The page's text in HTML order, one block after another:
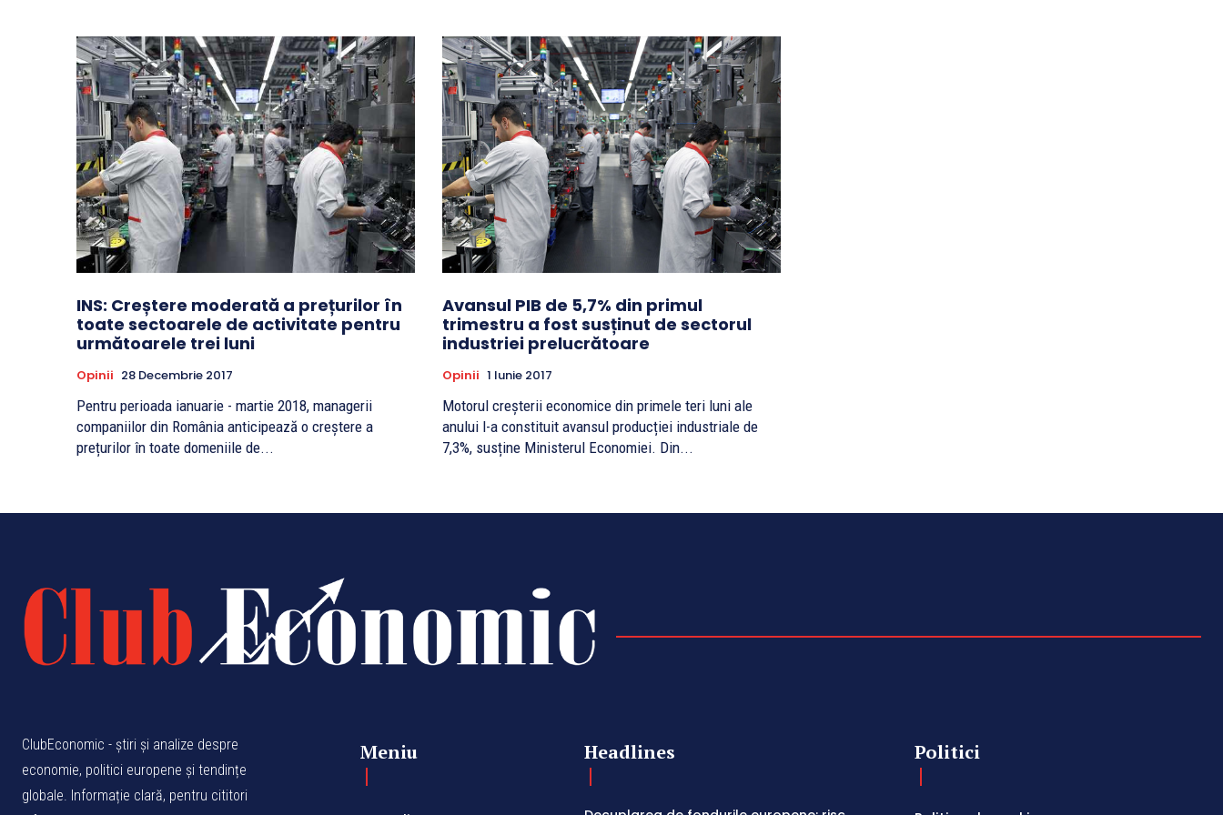
INS: Creștere moderată a prețurilor în
toate sectoarele de activitate pentru
următoarele trei luni
Opinii 28 Decembrie 2017
Pentru perioada ianuarie - martie 2018, managerii
companiilor din România anticipează o creștere a
prețurilor în toate domeniile de...
Avansul PIB de 5,7% din primul
trimestru a fost susținut de sectorul
industriei prelucrătoare
Opinii 1 Iunie 2017
Motorul creșterii economice din primele teri luni ale
anului l-a constituit avansul producției industriale de
7,3%, susține Ministerul Economiei. Din...
ClubEconomic - știri și analize despre
economie, politici europene și tendințe
globale. Informație clară, pentru cititori
Meniu Headlines Politici